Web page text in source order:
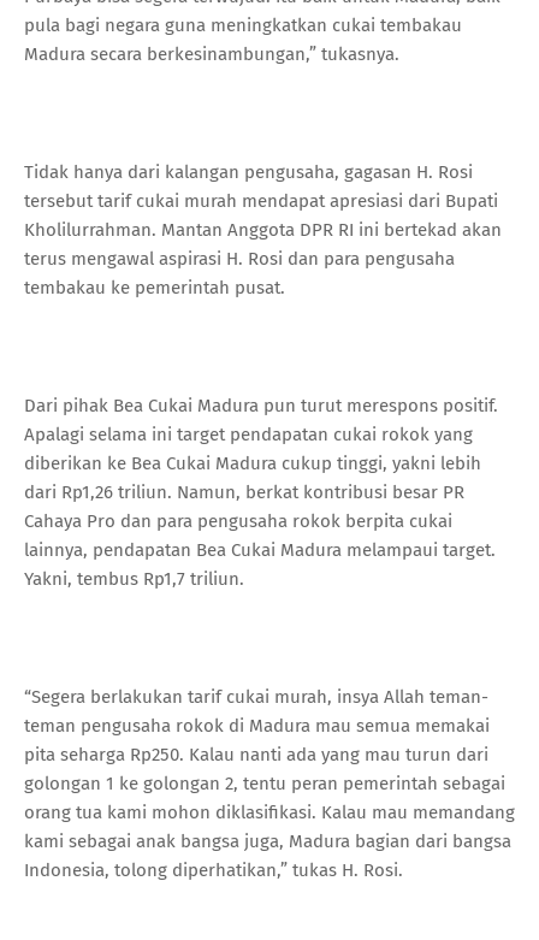
pula bagi negara guna meningkatkan cukai tembakau
Madura secara berkesinambungan,” tukasnya.
Tidak hanya dari kalangan pengusaha, gagasan H. Rosi
tersebut tarif cukai murah mendapat apresiasi dari Bupati
Kholilurrahman. Mantan Anggota DPR RI ini bertekad akan
terus mengawal aspirasi H. Rosi dan para pengusaha
tembakau ke pemerintah pusat.
Dari pihak Bea Cukai Madura pun turut merespons positif.
Apalagi selama ini target pendapatan cukai rokok yang
diberikan ke Bea Cukai Madura cukup tinggi, yakni lebih
dari Rp1,26 triliun. Namun, berkat kontribusi besar PR
Cahaya Pro dan para pengusaha rokok berpita cukai
lainnya, pendapatan Bea Cukai Madura melampaui target.
Yakni, tembus Rp1,7 triliun.
“Segera berlakukan tarif cukai murah, insya Allah teman-
teman pengusaha rokok di Madura mau semua memakai
pita seharga Rp250. Kalau nanti ada yang mau turun dari
golongan 1 ke golongan 2, tentu peran pemerintah sebagai
orang tua kami mohon diklasifikasi. Kalau mau memandang
kami sebagai anak bangsa juga, Madura bagian dari bangsa
Indonesia, tolong diperhatikan,” tukas H. Rosi.